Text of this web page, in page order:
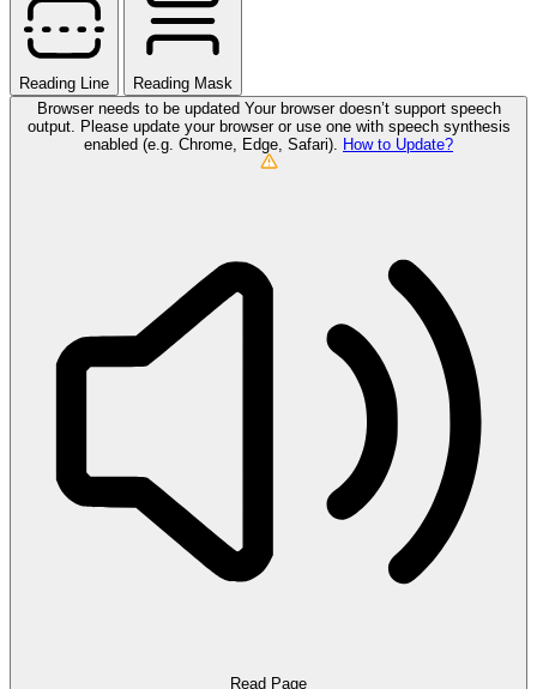
Reading Line
Reading Mask
Browser needs to be updated Your browser doesn’t support speech
output. Please update your browser or use one with speech synthesis
enabled (e.g. Chrome, Edge, Safari). How to Update?
Read Page